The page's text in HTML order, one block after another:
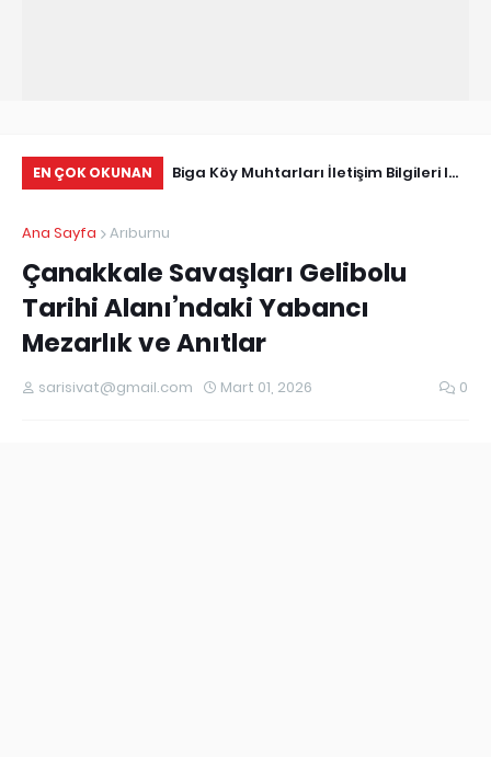
EN ÇOK OKUNAN
Biga Köy Muhtarları İletişim Bilgileri I
Ana Sayfa Arıburnu
Çanakkale Savaşları Gelibolu
Tarihi Alanı’ndaki Yabancı
Mezarlık ve Anıtlar
sarisivat@gmail.com Mart 01, 2026 0